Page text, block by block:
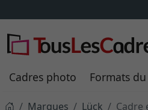
Cadres photo Formats
Marques Lück
Cadre